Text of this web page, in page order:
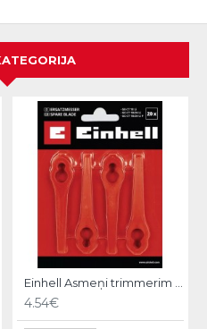
Einhell Asmeņi trimmerim 20gb.
4.54€